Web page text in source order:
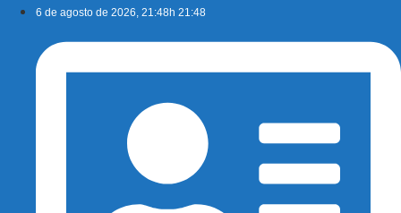
conteúdo
6 de agosto de 2026, 21:48h 21:48